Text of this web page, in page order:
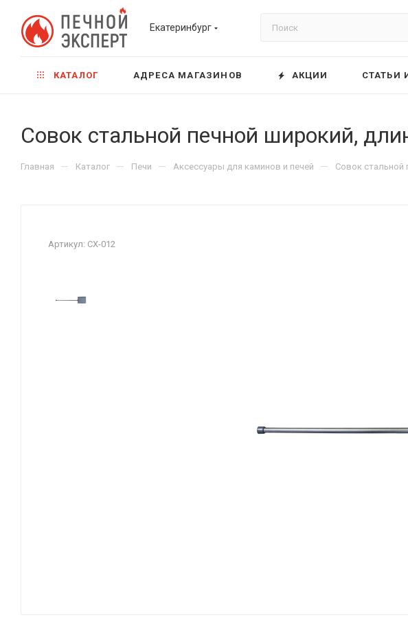
Екатеринбург
КАТАЛОГ АДРЕСА МАГАЗИНОВ АКЦИИ СТАТЬИ
Совок стальной печной широкий,
Главная — Каталог — Печи — Аксессуары для каминов и печей — Совок стальной
Артикул: СХ-012